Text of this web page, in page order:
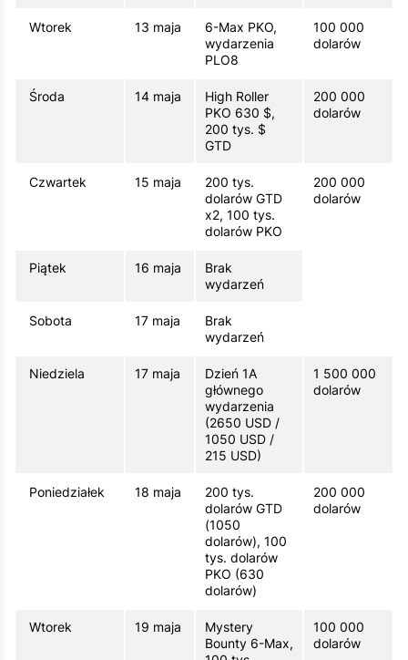
Wtorek 13 maja
6-Max PKO,
wydarzenia
PLO8
100 000
dolarów
Środa 14 maja
High Roller
PKO 630 $,
200 tys. $
GTD
200 000
dolarów
Czwartek 15 maja
200 tys.
dolarów GTD
x2, 100 tys.
dolarów PKO
200 000
dolarów
Piątek 16 maja
Brak
wydarzeń
Sobota 17 maja
Brak
wydarzeń
Niedziela 17 maja
Dzień 1A
głównego
wydarzenia
(2650 USD /
1050 USD /
215 USD)
1 500 000
dolarów
Poniedziałek 18 maja
200 tys.
dolarów GTD
(1050
dolarów), 100
tys. dolarów
PKO (630
dolarów)
200 000
dolarów
Wtorek 19 maja
Mystery
Bounty 6-Max,
100 000
dolarów